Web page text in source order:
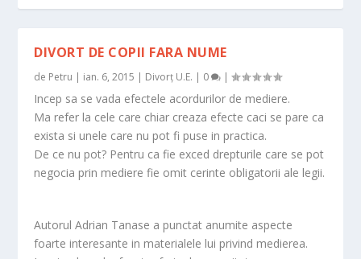
DIVORT DE COPII FARA NUME
de Petru | ian. 6, 2015 | Divorț U.E. | 0 |
Incep sa se vada efectele acordurilor de mediere.
Ma refer la cele care chiar creaza efecte caci se pare ca
exista si unele care nu pot fi puse in practica.
De ce nu pot? Pentru ca fie exced drepturile care se pot
negocia prin mediere fie omit cerinte obligatorii ale legii.
Autorul Adrian Tanase a punctat anumite aspecte
foarte interesante in materialele lui privind medierea.